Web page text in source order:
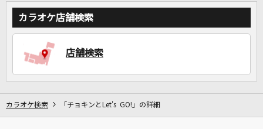
家族や友達と一緒に！練習にも！
カラオケ店舗検索
店舗検索
カラオケ検索 「チョキンとLet's GO!」の詳細